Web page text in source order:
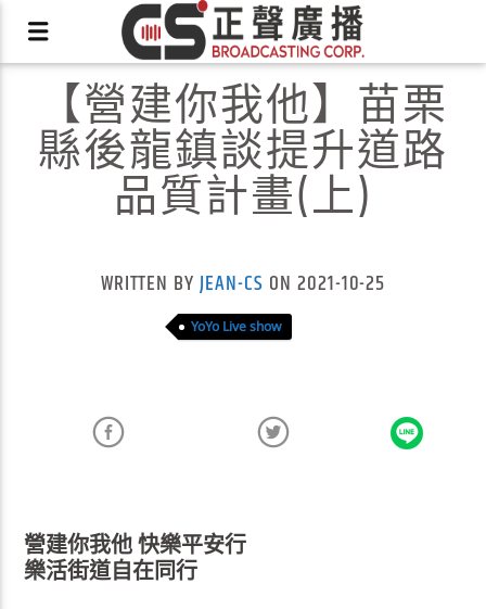
【營建你我他】苗栗
縣後龍鎮談提升道路
品質計畫(上)
WRITTEN BYJEAN-CS ON 2021-10-25
YoYo Live show
營建你我他 快樂平安行
樂活街道自在同行